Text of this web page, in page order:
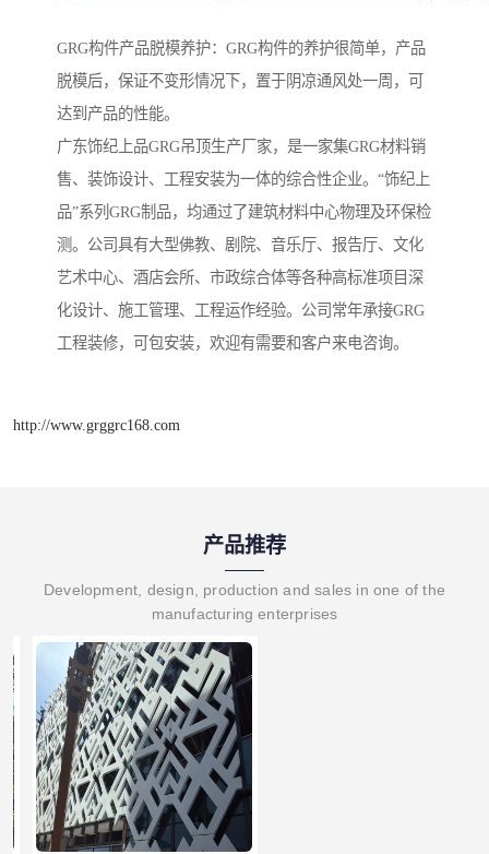
GRG构件产品脱模养护：GRG构件的养护很简单，产品
脱模后，保证不变形情况下，置于阴凉通风处一周，可
达到产品的性能。
广东饰纪上品GRG吊顶生产厂家，是一家集GRG材料销
售、装饰设计、工程安装为一体的综合性企业。“饰纪上
品”系列GRG制品，均通过了建筑材料中心物理及环保检
测。公司具有大型佛教、剧院、音乐厅、报告厅、文化
艺术中心、酒店会所、市政综合体等各种高标准项目深
化设计、施工管理、工程运作经验。公司常年承接GRG
工程装修，可包安装，欢迎有需要和客户来电咨询。
http://www.grggrc168.com
产品推荐
Development, design, production and sales in one of the
manufacturing enterprises